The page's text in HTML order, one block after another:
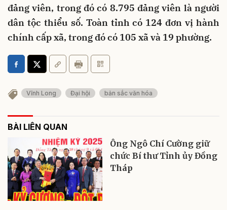
đảng viên, trong đó có 8.795 đảng viên là người
dân tộc thiểu số. Toàn tỉnh có 124 đơn vị hành
chính cấp xã, trong đó có 105 xã và 19 phường.
Vĩnh Long Đại hội bản sắc văn hóa
BÀI LIÊN QUAN
Ông Ngô Chí Cường giữ
chức Bí thư Tỉnh ủy Đồng
Tháp